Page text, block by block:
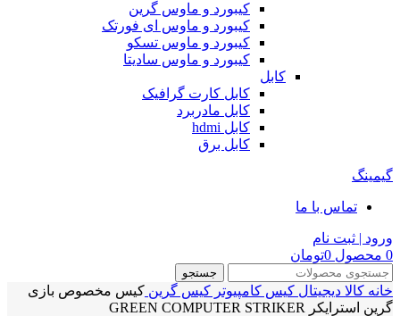
کیبورد و ماوس گرین
کیبورد و ماوس ای فورتک
کیبورد و ماوس تسکو
کیبورد و ماوس سادیتا
کابل
کابل کارت گرافیک
کابل مادربرد
کابل hdmi
کابل برق
گیمینگ
تماس با ما
ورود | ثبت نام
0 محصول 0تومان
جستجو
خانه کالا دیجیتال کیس کامپیوتر کیس گرین کیس مخصوص بازی
گرین استرایکر GREEN COMPUTER STRIKER